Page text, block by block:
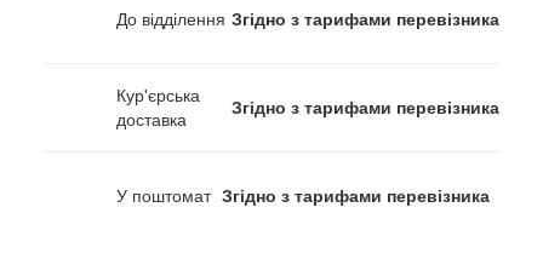
До відділення Згідно з тарифами перевізника
Кур'єрська
доставка
Згідно з тарифами перевізника
У поштомат Згідно з тарифами перевізника